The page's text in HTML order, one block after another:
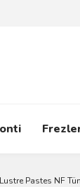
Lustre Pastes NF